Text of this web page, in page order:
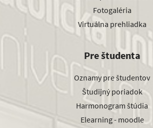
Fotogaléria
Virtuálna prehliadka
Pre študenta
Oznamy pre študentov
Študijný poriadok
Harmonogram štúdia
Elearning - moodle